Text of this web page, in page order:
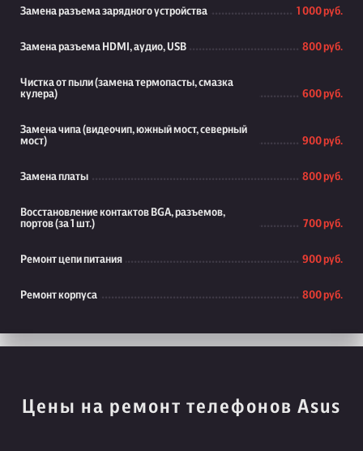
Замена разъема зарядного устройства 1 000 руб.
Замена разъема HDMI, аудио, USB 800 руб.
Чистка от пыли (замена термопасты, смазка
кулера)
600 руб.
Замена чипа (видеочип, южный мост, северный
мост)
900 руб.
Замена платы 800 руб.
Восстановление контактов BGA, разъемов,
портов (за 1 шт.)
700 руб.
Ремонт цепи питания 900 руб.
Ремонт корпуса 800 руб.
Цены на ремонт телефонов Asus